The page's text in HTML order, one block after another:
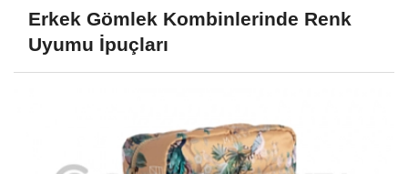
Erkek Gömlek Kombinlerinde Renk
Uyumu İpuçları